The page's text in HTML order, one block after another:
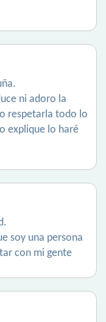
ni adoro la
respetarla todo lo
explique lo haré
soy una persona
con mi gente